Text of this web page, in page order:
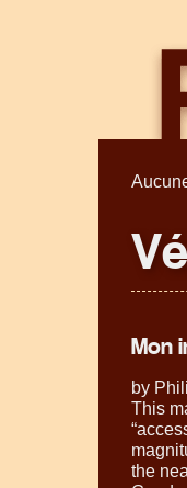
Mon
by
This
the